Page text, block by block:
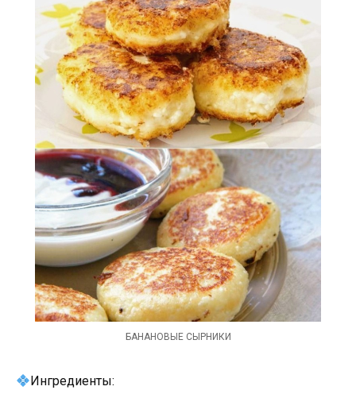
БАНАНОВЫЕ СЫРНИКИ
Ингредиенты: